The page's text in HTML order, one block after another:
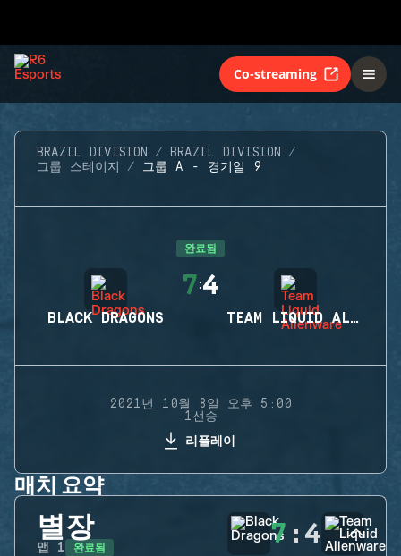
Co-streaming
BRAZIL DIVISION
BRAZIL DIVISION
그룹 스테이지
그룹 A - 경기일 9
완료됨
BLACK DRAGONS
7:4
TEAM LIQUID ALIENWARE
2021년 10월 8일 오후 5:00
1선승
리플레이
매치 요약
별장
맵 1 완료됨 7 : 4